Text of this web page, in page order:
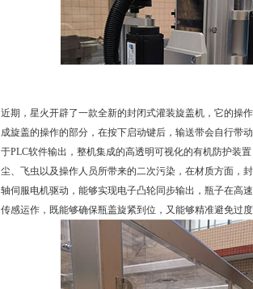
近期，星火开辟了一款全新的封闭式灌装旋盖机，它的操
成旋盖的操作的部分，在按下启动键后，输送带会自行带
于PLC软件输出，整机集成的高透明可视化的有机防护装
尘、飞虫以及操作人员所带来的二次污染，在材质方面，
轴伺服电机驱动，能够实现电子凸轮同步输出，瓶子在高
传感运作，既能够确保瓶盖旋紧到位，又能够精准避免过度